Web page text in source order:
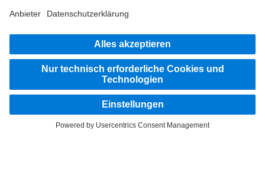
Rechliche Hinweise